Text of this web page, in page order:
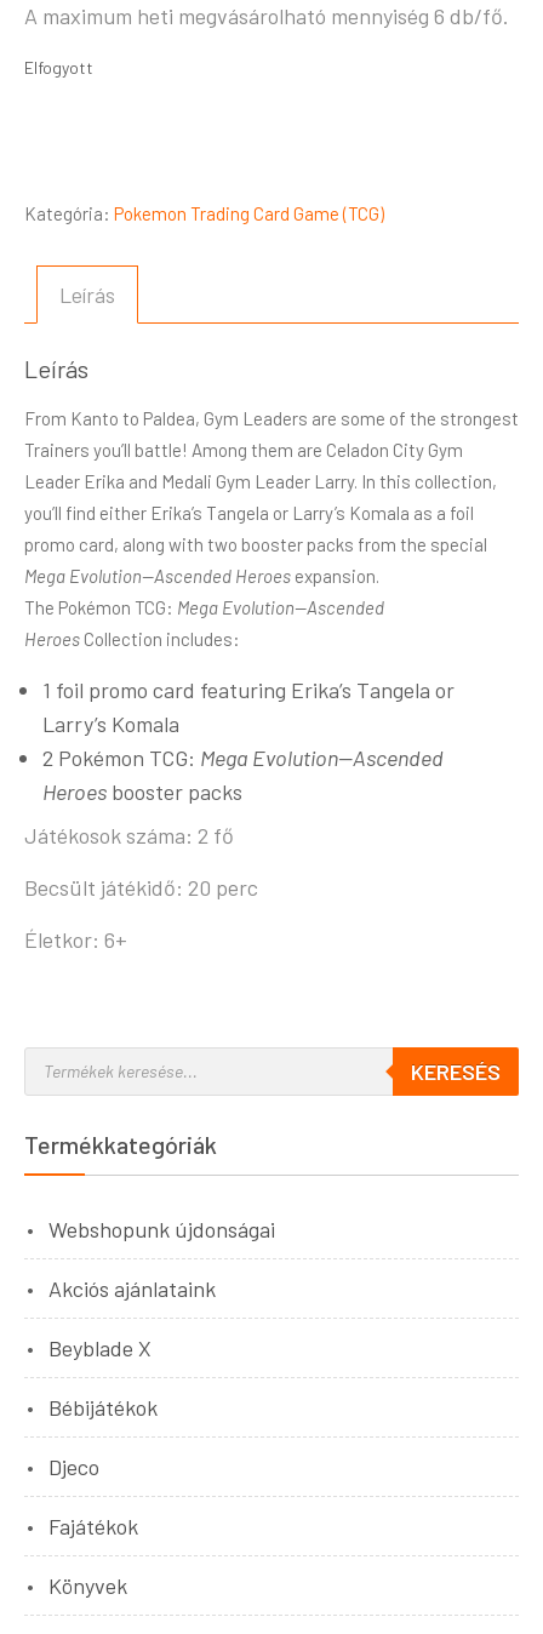
A maximum heti megvásárolható mennyiség 6 db/fő.
Elfogyott
Kategória: Pokemon Trading Card Game (TCG)
Leírás
Leírás
From Kanto to Paldea, Gym Leaders are some of the strongest
Trainers you’ll battle! Among them are Celadon City Gym
Leader Erika and Medali Gym Leader Larry. In this collection,
you’ll find either Erika’s Tangela or Larry’s Komala as a foil
promo card, along with two booster packs from the special
Mega Evolution—Ascended Heroes expansion.
The Pokémon TCG: Mega Evolution—Ascended
Heroes Collection includes:
1 foil promo card featuring Erika’s Tangela or
Larry’s Komala
2 Pokémon TCG: Mega Evolution—Ascended
Heroes booster packs
Játékosok száma: 2 fő
Becsült játékidő: 20 perc
Életkor: 6+
KERESÉS
Termékkategóriák
Webshopunk újdonságai
Akciós ajánlataink
Beyblade X
Bébijátékok
Djeco
Fajátékok
Könyvek